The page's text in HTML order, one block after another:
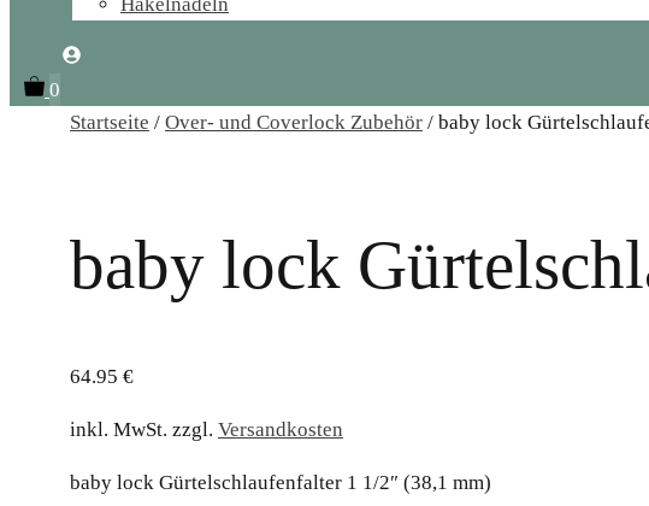
0
Startseite / Over- und Coverlock Zubehör / baby lock
baby lock
64.95 €
inkl. MwSt. zzgl. Versandkosten
baby lock Gürtelschlaufenfalter 1 1/2″ (38,1 mm)